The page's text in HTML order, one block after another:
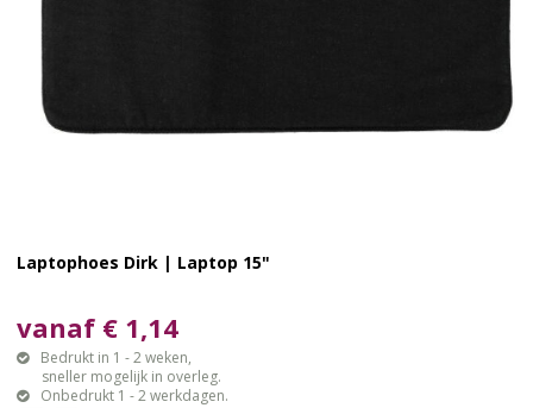
Laptophoes Dirk | Laptop 15"
vanaf € 1,14
Bedrukt in 1 - 2 weken,
sneller mogelijk in overleg.
Onbedrukt 1 - 2 werkdagen.